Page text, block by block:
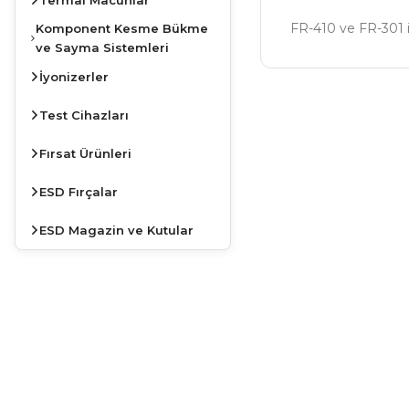
Komponent Kesme Bükme
ve Sayma Sistemleri
İyonizerler
Test Cihazları
Fırsat Ürünleri
ESD Fırçalar
ESD Magazin ve Kutular
FR-410 ve FR-